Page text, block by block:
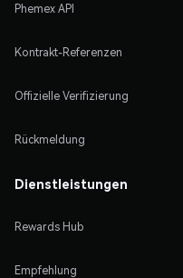
Phemex API
Kontrakt-Referenzen
Offizielle Verifizierung
Rückmeldung
Dienstleistungen
Rewards Hub
Empfehlung